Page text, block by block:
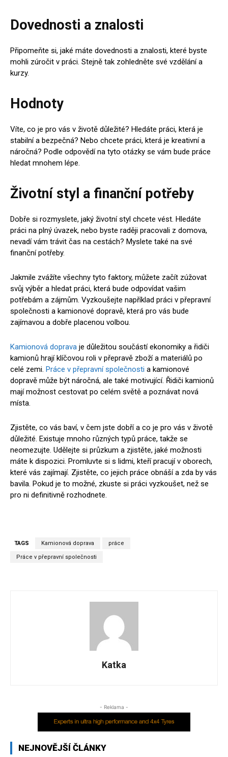
Dovednosti a znalosti
Připomeňte si, jaké máte dovednosti a znalosti, které byste
mohli zúročit v práci. Stejně tak zohledněte své vzdělání a
kurzy.
Hodnoty
Víte, co je pro vás v životě důležité? Hledáte práci, která je
stabilní a bezpečná? Nebo chcete práci, která je kreativní a
náročná? Podle odpovědí na tyto otázky se vám bude práce
hledat mnohem lépe.
Životní styl a finanční potřeby
Dobře si rozmyslete, jaký životní styl chcete vést. Hledáte
práci na plný úvazek, nebo byste raději pracovali z domova,
nevadí vám trávit čas na cestách? Myslete také na své
finanční potřeby.
Jakmile zvážíte všechny tyto faktory, můžete začít zúžovat
svůj výběr a hledat práci, která bude odpovídat vašim
potřebám a zájmům. Vyzkoušejte například práci v přepravní
společnosti a kamionové dopravě, která pro vás bude
zajímavou a dobře placenou volbou.
Kamionová doprava je důležitou součástí ekonomiky a řidiči
kamionů hrají klíčovou roli v přepravě zboží a materiálů po
celé zemi. Práce v přepravní společnosti a kamionové
dopravě může být náročná, ale také motivující. Řidiči kamionů
mají možnost cestovat po celém světě a poznávat nová
místa.
Zjistěte, co vás baví, v čem jste dobří a co je pro vás v životě
důležité. Existuje mnoho různých typů práce, takže se
neomezujte. Udělejte si průzkum a zjistěte, jaké možnosti
máte k dispozici. Promluvte si s lidmi, kteří pracují v oborech,
které vás zajímají. Zjistěte, co jejich práce obnáší a zda by vás
bavila. Pokud je to možné, zkuste si práci vyzkoušet, než se
pro ni definitivně rozhodnete.
TAGS Kamionová doprava práce
Práce v přepravní společnosti
Katka
- Reklama -
NEJNOVĚJŠÍ ČLÁNKY